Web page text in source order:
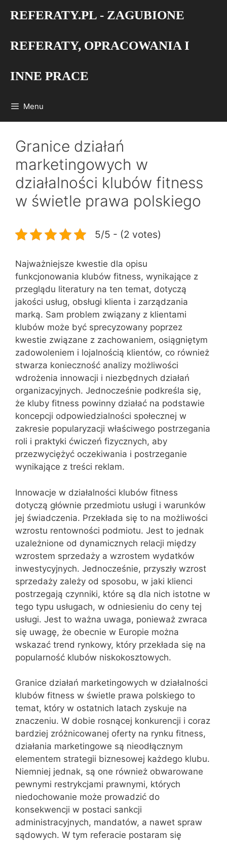
REFERATY.PL - ZAGUBIONE
REFERATY, OPRACOWANIA I
INNE PRACE
Menu
Granice działań
marketingowych w
działalności klubów fitness
w świetle prawa polskiego
5/5 - (2 votes)
Najważniejsze kwestie dla opisu
funkcjonowania klubów fitness, wynikające z
przeglądu literatury na ten temat, dotyczą
jakości usług, obsługi klienta i zarządzania
marką. Sam problem związany z klientami
klubów może być sprecyzowany poprzez
kwestie związane z zachowaniem, osiągniętym
zadowoleniem i lojalnością klientów, co również
stwarza konieczność analizy możliwości
wdrożenia innowacji i niezbędnych działań
organizacyjnych. Jednocześnie podkreśla się,
że kluby fitness powinny działać na podstawie
koncepcji odpowiedzialności społecznej w
zakresie popularyzacji właściwego postrzegania
roli i praktyki ćwiczeń fizycznych, aby
przezwyciężyć oczekiwania i postrzeganie
wynikające z treści reklam.
Innowacje w działalności klubów fitness
dotyczą głównie przedmiotu usługi i warunków
jej świadczenia. Przekłada się to na możliwości
wzrostu rentowności podmiotu. Jest to jednak
uzależnione od dynamicznych relacji między
wzrostem sprzedaży a wzrostem wydatków
inwestycyjnych. Jednocześnie, przyszły wzrost
sprzedaży zależy od sposobu, w jaki klienci
postrzegają czynniki, które są dla nich istotne w
tego typu usługach, w odniesieniu do ceny tej
usługi. Jest to ważna uwaga, ponieważ zwraca
się uwagę, że obecnie w Europie można
wskazać trend rynkowy, który przekłada się na
popularność klubów niskokosztowych.
Granice działań marketingowych w działalności
klubów fitness w świetle prawa polskiego to
temat, który w ostatnich latach zyskuje na
znaczeniu. W dobie rosnącej konkurencji i coraz
bardziej zróżnicowanej oferty na rynku fitness,
działania marketingowe są nieodłącznym
elementem strategii biznesowej każdego klubu.
Niemniej jednak, są one również obwarowane
pewnymi restrykcjami prawnymi, których
niedochowanie może prowadzić do
konsekwencji w postaci sankcji
administracyjnych, mandatów, a nawet spraw
sądowych. W tym referacie postaram się